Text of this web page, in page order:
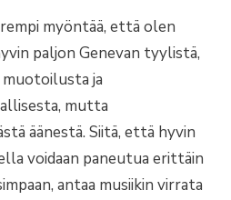
myöntää, että olen
paljon Genevan tyylistä,
ja
mutta
äänestä. Siitä, että hyvin
voidaan paneutua erittäin
antaa musiikin virrata